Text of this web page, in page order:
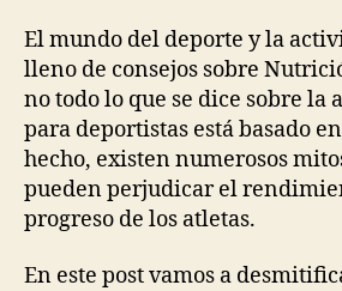
El mundo del deporte y la
lleno de consejos sobre
no todo lo que se dice sobre la
para deportistas está basado
hecho, existen numerosos
pueden perjudicar el
progreso de los atletas.
En este post vamos a